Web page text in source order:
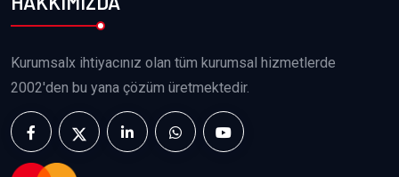
Kurumsalx ihtiyacınız olan tüm kurumsal hizmetlerde
2002'den bu yana çözüm üretmektedir.